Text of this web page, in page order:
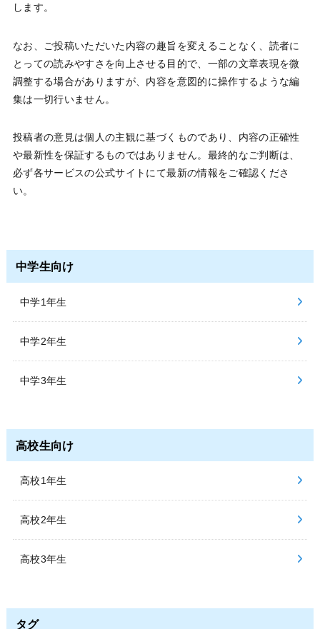
します。
なお、ご投稿いただいた内容の趣旨を変えることなく、読者に
とっての読みやすさを向上させる目的で、一部の文章表現を微
調整する場合がありますが、内容を意図的に操作するような編
集は一切行いません。
投稿者の意見は個人の主観に基づくものであり、内容の正確性
や最新性を保証するものではありません。最終的なご判断は、
必ず各サービスの公式サイトにて最新の情報をご確認くださ
い。
中学生向け
中学1年生
中学2年生
中学3年生
高校生向け
高校1年生
高校2年生
高校3年生
タグ